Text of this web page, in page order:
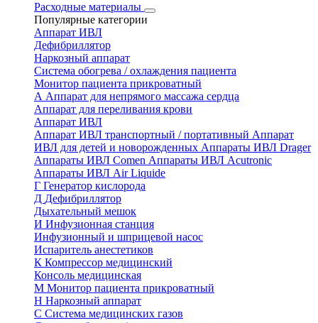
Расходные материалы
Популярные категории
Аппарат ИВЛ
Дефибриллятор
Наркозный аппарат
Система обогрева / охлаждения пациента
Монитор пациента прикроватный
А Аппарат для непрямого массажа сердца
Аппарат для переливания крови
Аппарат ИВЛ
Аппарат ИВЛ транспортный / портативный Аппарат
ИВЛ для детей и новорожденных Аппараты ИВЛ Drager
Аппараты ИВЛ Comen Аппараты ИВЛ Acutronic
Аппараты ИВЛ Air Liquide
Г Генератор кислорода
Д Дефибриллятор
Дыхательный мешок
И Инфузионная станция
Инфузионный и шприцевой насос
Испаритель анестетиков
К Компрессор медицинский
Консоль медицинская
М Монитор пациента прикроватный
Н Наркозный аппарат
С Система медицинских газов